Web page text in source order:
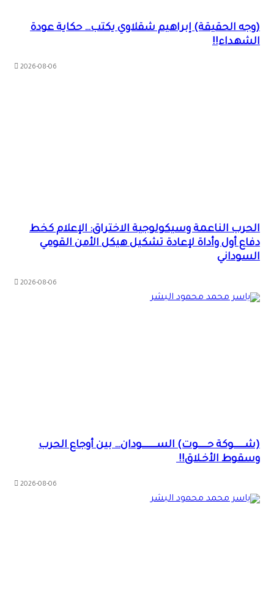
(وجه الحقيقة) إبراهيم شقلاوي يكتب… حكاية عودة
الشهداء!!
2026-08-06
الحرب الناعمة وسيكولوجية الاختراق: الإعلام كخط
دفاع أول وأداة لإعادة تشكيل هيكل الأمن القومي
السوداني
2026-08-06
(شــــــوكة حـــــوت) الســــــــودان… بين أوجاع الحرب
وسقوط الأخـلاق!!
2026-08-06